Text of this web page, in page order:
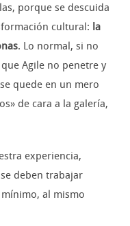
porque se descuida
cultural: la
. Lo normal, si no
Agile no penetre y
quede en un mero
de cara a la galería,
experiencia,
deben trabajar
al mismo